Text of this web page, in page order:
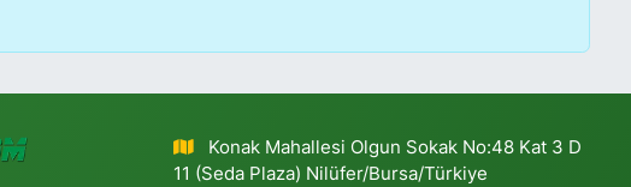
Konak Mahallesi Olgun Sokak No:48 Kat 3 D
11 (Seda Plaza) Nilüfer/Bursa/Türkiye